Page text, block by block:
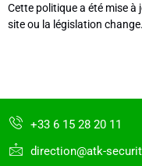
Cette politique a été mise à
site ou la législation change.
+33 6 15 28 20 11
direction@atk-